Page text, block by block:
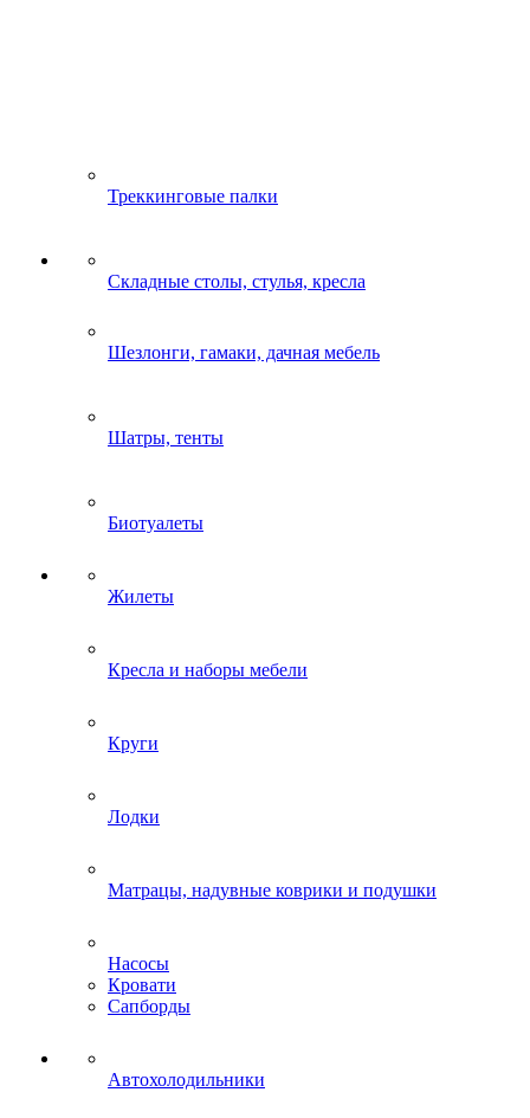
Треккинговые палки
Складные столы, стулья, кресла
Шезлонги, гамаки, дачная мебель
Шатры, тенты
Биотуалеты
Жилеты
Кресла и наборы мебели
Круги
Лодки
Матрацы, надувные коврики и подушки
Насосы
Кровати
Сапборды
Автохолодильники